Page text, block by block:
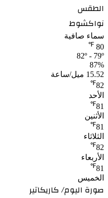
الطقس
نواكشوط
سماء صافية
80
℉
82º - 79º
87%
15.52 ميل/ساعة
82
℉
الأحد
81
℉
الأثنين
81
℉
الثلاثاء
82
℉
الأربعاء
81
℉
الخميس
صورة اليوم/ كاريكاتير